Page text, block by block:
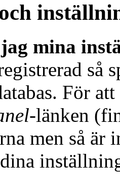
mina
så
För
-länken
men så är